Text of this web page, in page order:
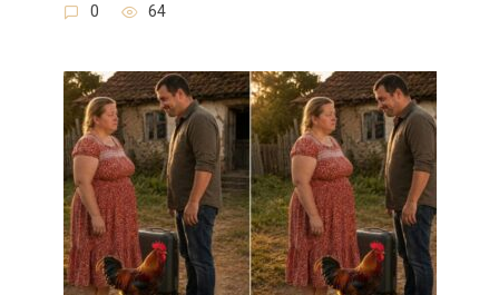
0 64